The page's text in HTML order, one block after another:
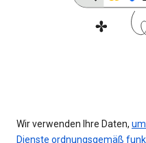
Wir verwenden Ihre Daten,
Dienste ordnungsgemäß